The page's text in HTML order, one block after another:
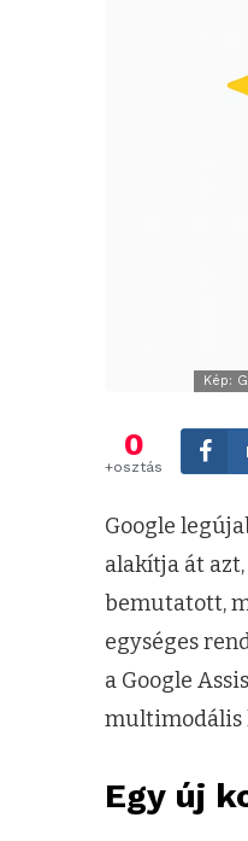
Kép:
0
+osztás
Google
alakítja át
bemutatott,
egységes
a Google
multimodális
Egy új